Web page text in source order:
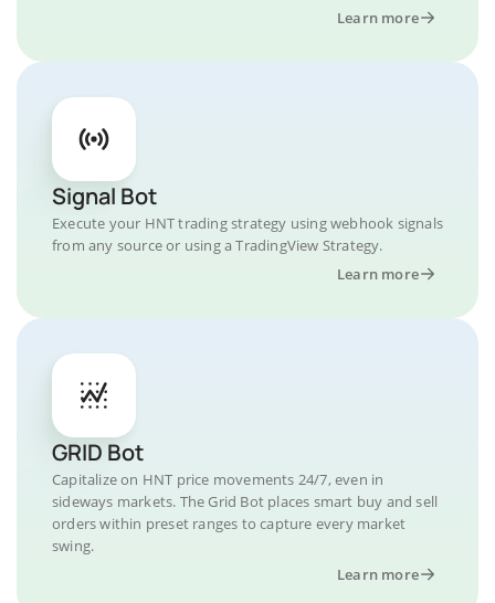
Learn more
Signal Bot
Execute your HNT trading strategy using webhook signals
from any source or using a TradingView Strategy.
Learn more
GRID Bot
Capitalize on HNT price movements 24/7, even in
sideways markets. The Grid Bot places smart buy and sell
orders within preset ranges to capture every market
swing.
Learn more